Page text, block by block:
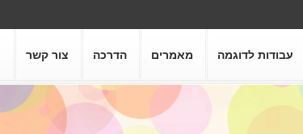
עבודות לדוגמה מאמרים הדרכה צור קשר